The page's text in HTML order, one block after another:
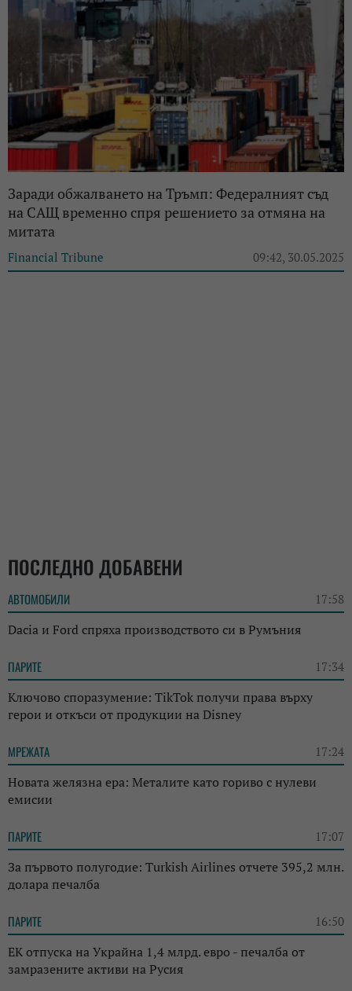
Заради обжалването на Тръмп: Федералният съд
на САЩ временно спря решението за отмяна на
митата
Financial Tribune 09:42, 30.05.2025
ПОСЛЕДНО ДОБАВЕНИ
АВТОМОБИЛИ 17:58
Dacia и Ford спряха производството си в Румъния
ПАРИТЕ 17:34
Ключово споразумение: TikTok получи права върху
герои и откъси от продукции на Disney
МРЕЖАТА 17:24
Новата желязна ера: Металите като гориво с нулеви
емисии
ПАРИТЕ 17:07
За първото полугодие: Turkish Airlines отчете 395,2 млн.
долара печалба
ПАРИТЕ 16:50
ЕК отпуска на Украйна 1,4 млрд. евро - печалба от
замразените активи на Русия